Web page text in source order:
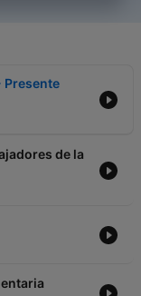
Presente
de la